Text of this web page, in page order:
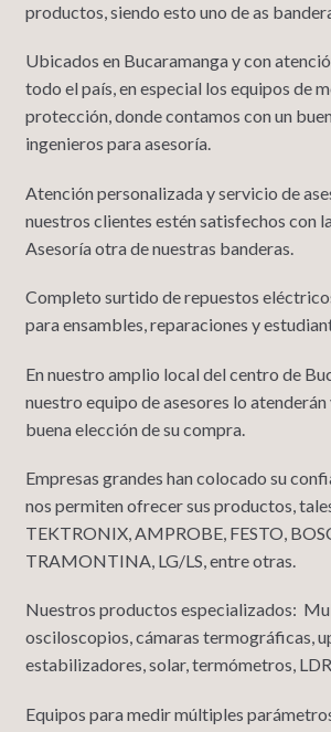
productos, siendo esto uno de as
Ubicados en Bucaramanga y con
todo el país, en especial los equipos de
protección, donde contamos con un
ingenieros para asesoría.
Atención personalizada y servicio de
nuestros clientes estén satisfechos con
Asesoría otra de nuestras banderas.
Completo surtido de repuestos
para ensambles, reparaciones y
En nuestro amplio local del centro de
nuestro equipo de asesores lo atenderán
buena elección de su compra.
Empresas grandes han colocado su
nos permiten ofrecer sus productos,
TEKTRONIX, AMPROBE, FESTO,
TRAMONTINA, LG/LS, entre otras.
Nuestros productos especializados:
osciloscopios, cámaras termográficas,
estabilizadores, solar, termómetros,
Equipos para medir múltiples